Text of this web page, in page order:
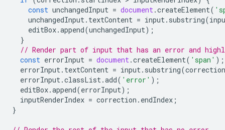
const unchangedInput = document.createElement(
unchangedInput. textContent = input. substring(
editBox.append(unchangedInput);
}
// Render part of input that has an error and
const errorInput = document.createElement( 'span' );
errorInput. textContent = input. substring(correction
errorInput.classList.add( 'error' );
editBox.append(errorInput);
inputRenderIndex = correction . endIndex ;
}